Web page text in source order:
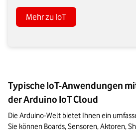
Mehr zu IoT
Typische IoT-Anwendungen
der Arduino IoT Cloud
Die Arduino-Welt bietet Ihnen ein
Sie können Boards, Sensoren, Aktoren,